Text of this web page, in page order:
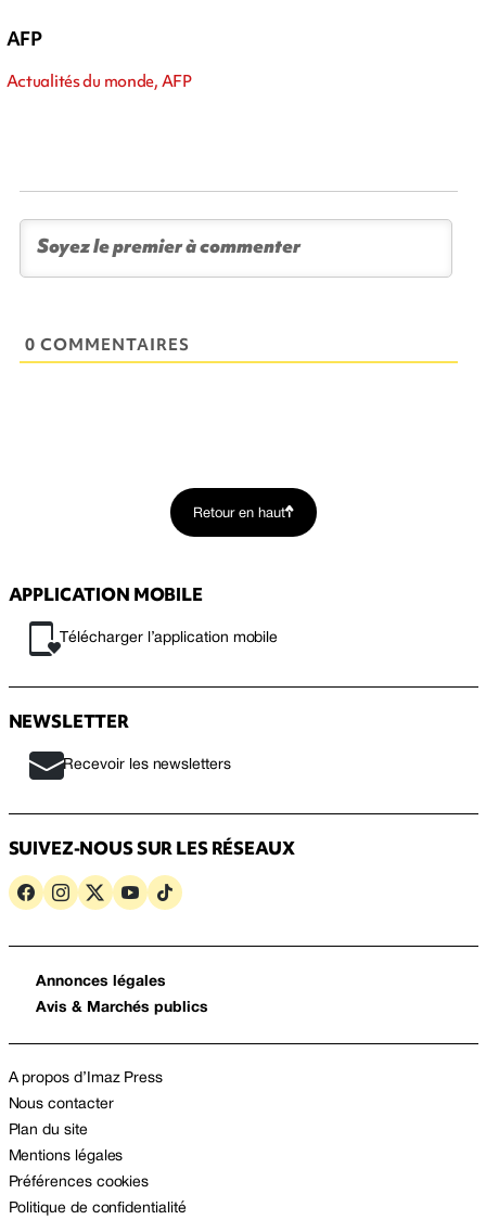
AFP
Actualités du monde, AFP
0 COMMENTAIRES
Retour en haut
APPLICATION MOBILE
Télécharger l’application mobile
NEWSLETTER
Recevoir les newsletters
SUIVEZ-NOUS SUR LES RÉSEAUX
Annonces légales
Avis & Marchés publics
A propos d’Imaz Press
Nous contacter
Plan du site
Mentions légales
Préférences cookies
Politique de confidentialité